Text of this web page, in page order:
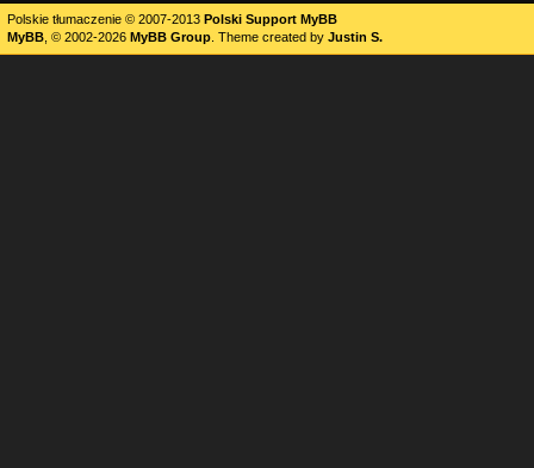
Polskie tłumaczenie © 2007-2013 Polski Support MyBB
MyBB , © 2002-2026 MyBB Group Theme created by Justin S.